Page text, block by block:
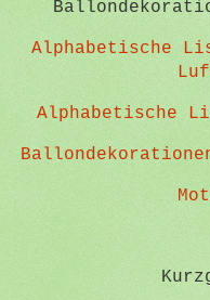
Alphabetische
Alphabetische